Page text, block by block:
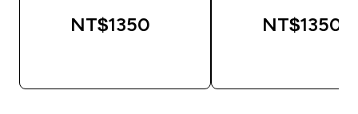
NT$1350‎ NT$1350‎